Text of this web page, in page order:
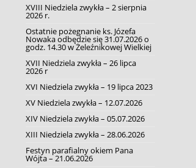
XVIII Niedziela zwykła – 2 sierpnia
2026 r.
Ostatnie pożegnanie ks. Józefa
Nowaka odbędzie się 31.07.2026 o
godz. 14.30 w Żeleźnikowej Wielkiej
XVII Niedziela zwykła – 26 lipca
2026 r
XVI Niedziela zwykła – 19 lipca 2023
XV Niedziela zwykła – 12.07.2026
XIV Niedziela zwykła – 05.07.2026
XIII Niedziela zwykła – 28.06.2026
Festyn parafialny okiem Pana
Wójta – 21.06.2026